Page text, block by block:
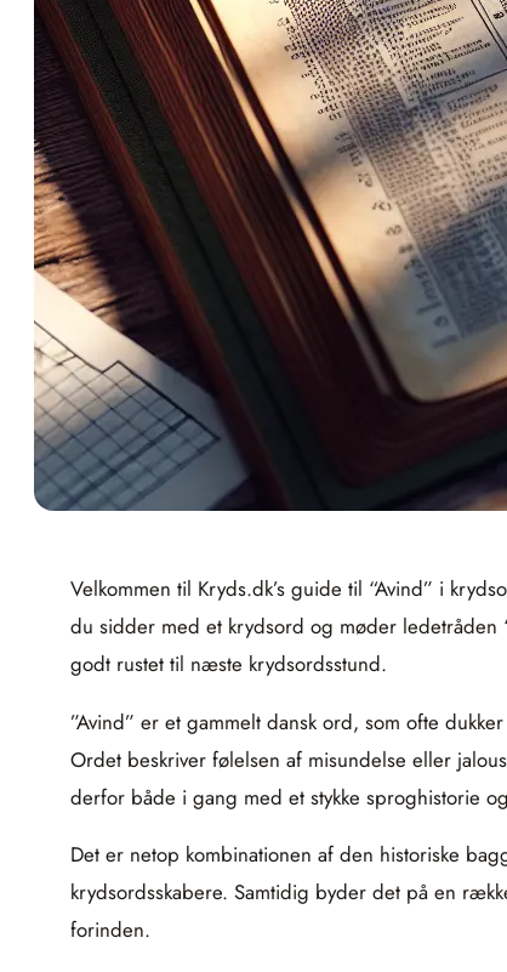
Velkommen til Kryds.dk’s guide til “Avind” i
du sidder med et krydsord og møder ledetråden
godt rustet til næste krydsordsstund.
”Avind” er et gammelt dansk ord, som ofte
Ordet beskriver følelsen af misundelse eller
derfor både i gang med et stykke sproghistorie
Det er netop kombinationen af den historiske
krydsordsskabere. Samtidig byder det på en
forinden.